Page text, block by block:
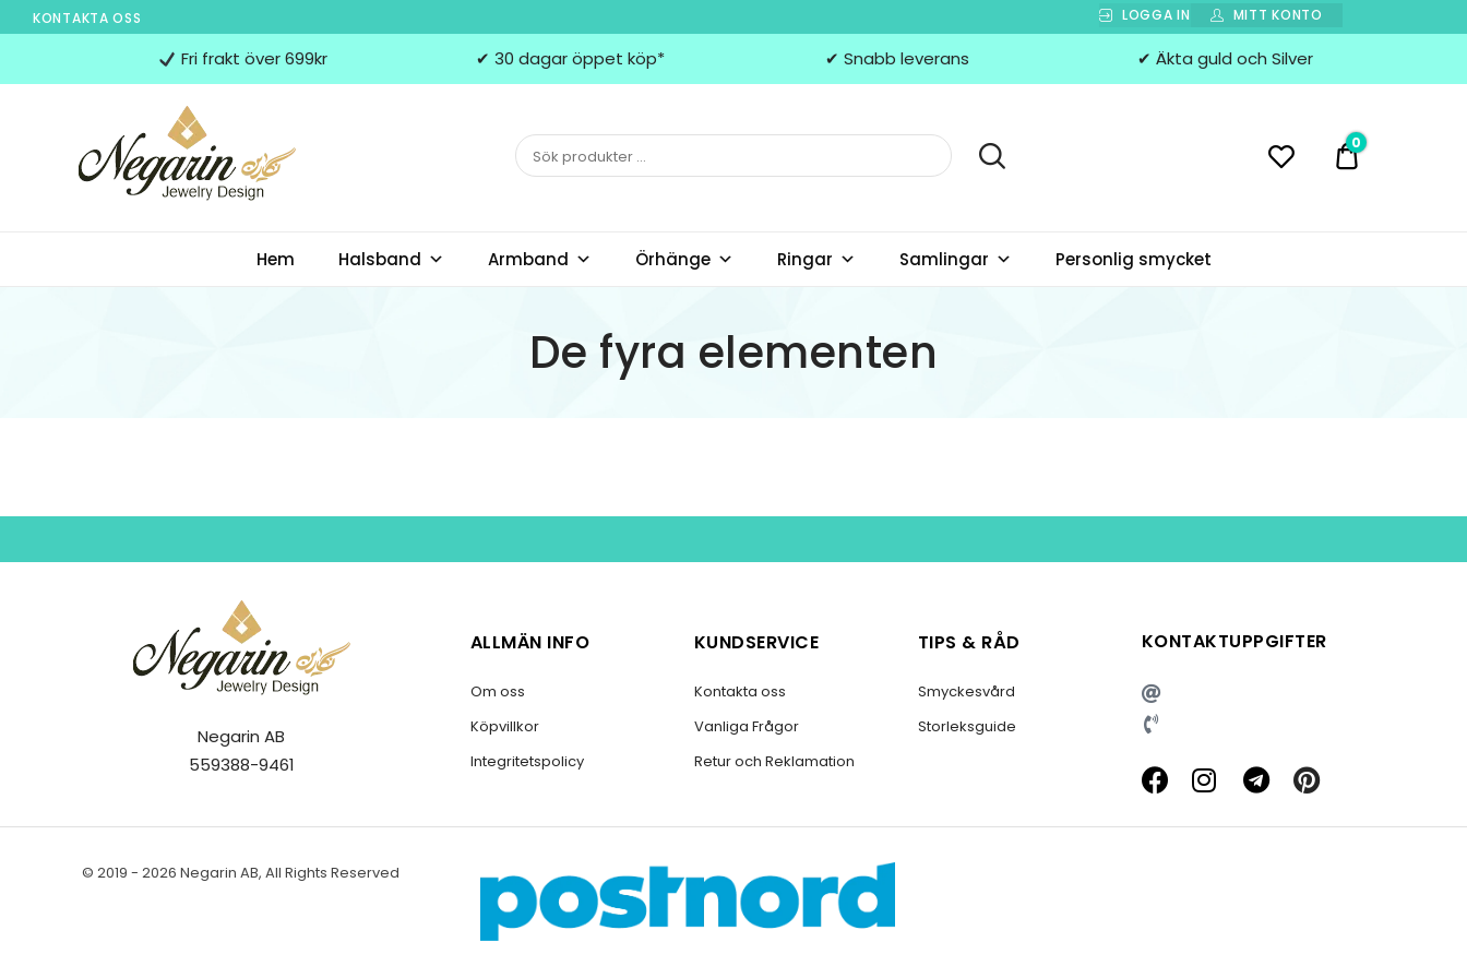
KONTAKTA OSS LOGGA IN MITT KONTO
Fri frakt över 699kr ✔ 30 dagar öppet köp* ✔ Snabb leverans ✔ Äkta guld och Silver
0 kr
0
Hem Halsband Armband Örhänge Ringar Samlingar Personlig smycket
De fyra elementen
Negarin AB
559388-9461
ALLMÄN INFO
Om oss
Köpvillkor
Integritetspolicy
KUNDSERVICE
Kontakta oss
Vanliga Frågor
Retur och Reklamation
TIPS & RÅD
Smyckesvård
Storleksguide
KONTAKTUPPGIFTER
© 2019 - 2026 Negarin AB, All Rights Reserved